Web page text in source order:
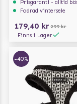
Prisgaranti - alltid
Fodrad vintersele
179,40 kr 299 kr
Finns i Lager
-40%